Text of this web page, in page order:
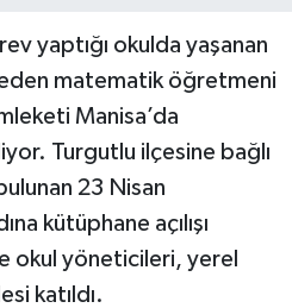
yaptığı okulda yaşanan
matematik öğretmeni
Manisa’da
Turgutlu ilçesine bağlı
23 Nisan
kütüphane açılışı
okul yöneticileri, yerel
katıldı.